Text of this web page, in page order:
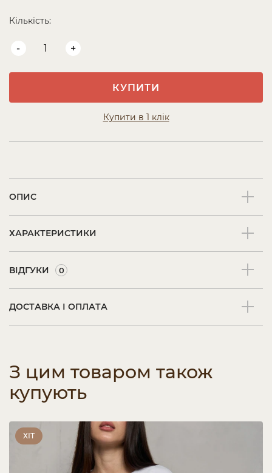
Кількість:
- +
КУПИТИ
Купити в 1 клік
ОПИС
ХАРАКТЕРИСТИКИ
ВІДГУКИ 0
ДОСТАВКА І ОПЛАТА
З цим товаром також
купують
ХІТ